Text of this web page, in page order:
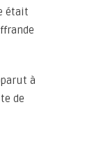
était
à
de